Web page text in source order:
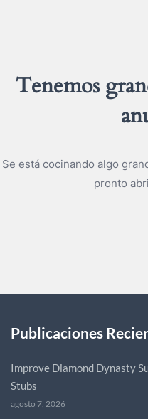
Tenemos
Se está cocinando algo
pronto
Publicaciones
Improve Diamond Dynasty
Stubs
agosto 7, 2026